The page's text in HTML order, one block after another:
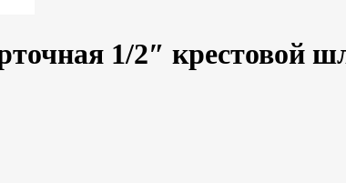
1/2″ крестовой